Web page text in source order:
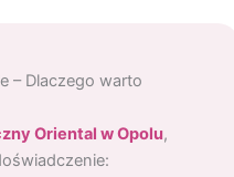
– Dlaczego warto
Oriental w Opolu,